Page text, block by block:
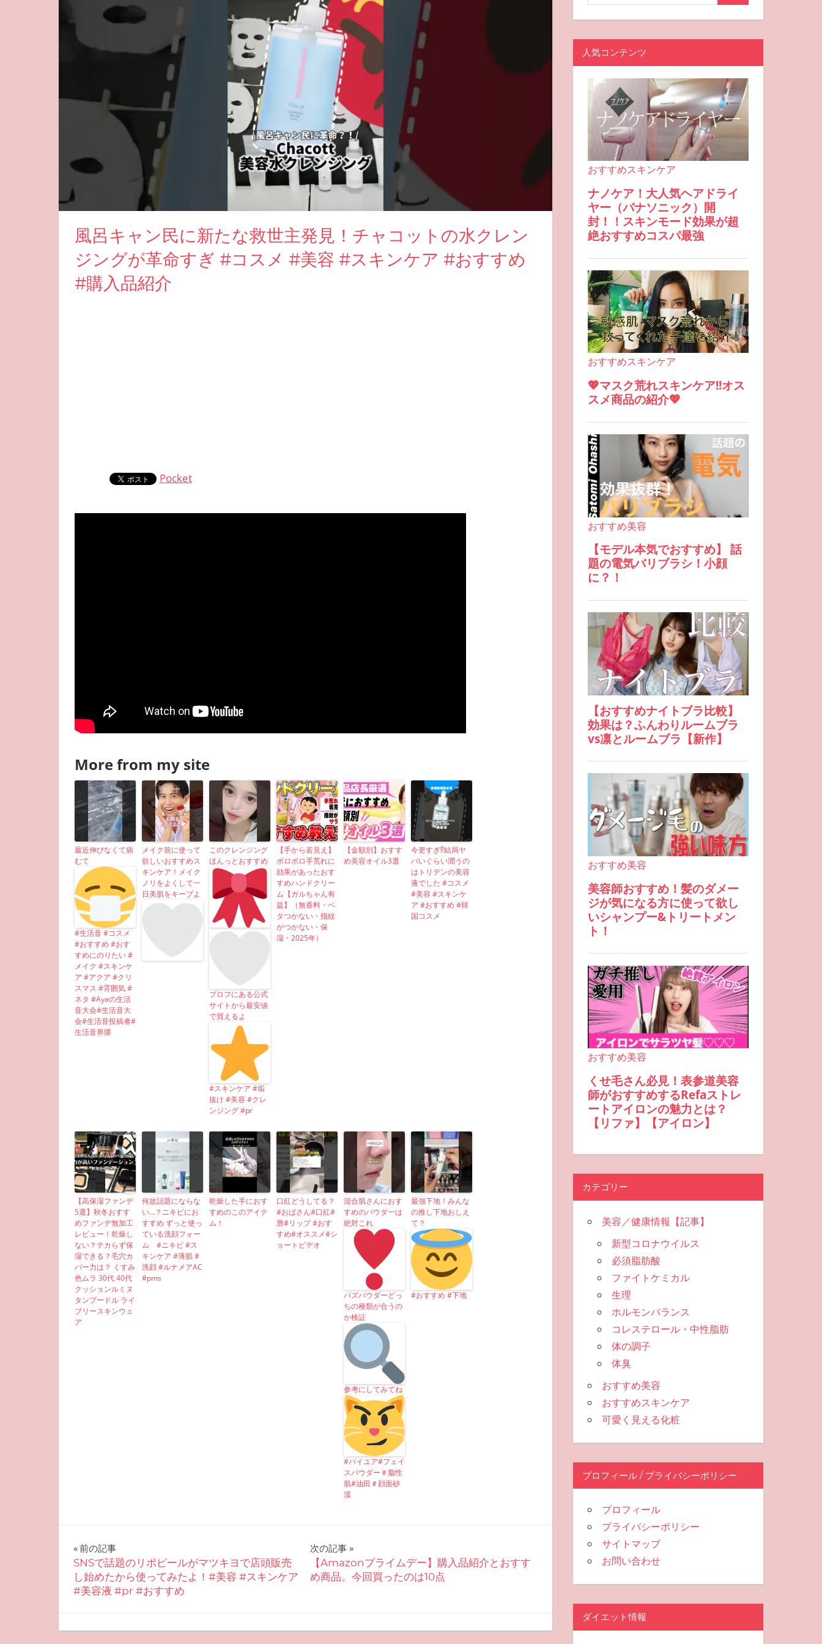
風呂キャン民に新たな救世主発見！チャコットの水クレン
ジングが革命すぎ #コスメ #美容 #スキンケア #おすすめ
#購入品紹介
Pocket
More from my site
最近伸びなくて病
むて
#生活音 #コスメ
#おすすめ #おす
すめにのりたい #
メイク #スキンケ
ア #アクア #クリ
スマス #雰囲気 #
ネタ #Ayaの生活
音大会#生活音大
会#生活音投稿者#
生活音界隈
メイク前に使って
欲しいおすすめス
キンケア！メイク
ノリをよくして一
日美肌をキープよ
このクレンジング
ほんっとおすすめ
プロフにある公式
サイトから最安値
で買えるよ
#スキンケア #垢
抜け #美容 #クレ
ンジング #pr
【手から若見え】
ボロボロ手荒れに
効果があったおす
すめハンドクリー
ム【ガルちゃん有
益】（無香料・ベ
タつかない・指紋
がつかない・保
湿・2025年）
【金額別】おすす
め美容オイル3選
今更すぎ⁉︎結局ヤ
バいぐらい潤うの
はトリデンの美容
液でした #コスメ
#美容 #スキンケ
ア #おすすめ #韓
国コスメ
【高保湿ファンデ
5選】秋冬おすす
めファンデ無加工
レビュー！乾燥し
ない？テカらず保
湿できる？毛穴カ
バー力は？ くすみ
色ムラ 30代 40代
クッションルミヌ
タンプードル ライ
ブリースキンウェ
ア
何故話題にならな
い…？ニキビにお
すすめ ずっと使っ
ている洗顔フォー
ム #ニキビ #ス
キンケア #薄肌 #
洗顔 #ルナメアAC
#pms
乾燥した手におす
すめのこのアイテ
ム！
口紅どうしてる？
#おばさん#口紅#
唇#リップ #おす
すめ#オススメ#シ
ョートビデオ
混合肌さんにおす
すめのパウダ一は
絶対これ
バズパウダーどっ
ちの種類が合うの
か検証
参考にしてみてね
#バイユア#フェイ
スパウダー＃脂性
肌#油田＃顔面砂
漠
最強下地！みんな
の推し下地おしえ
て？
#おすすめ #下地
投
稿
ナ
前の記事
SNSで話題のリポピールがマツキヨで店頭販売
し始めたから使ってみたよ！#美容 #スキンケア
#美容液 #pr #おすすめ
次の記事
【Amazonプライムデー】購入品紹介とおすす
め商品。今回買ったのは10点
2025-07-11
miyu
おすすめスキンケア
人気コンテンツ
カテゴリー
美容／健康情報【記事】
新型コロナウイルス
必須脂肪酸
ファイトケミカル
生理
ホルモンバランス
コレステロール・中性脂肪
体の調子
体臭
おすすめ美容
おすすめスキンケア
可愛く見える化粧
プロフィール / プライバシーポリシー
プロフィール
プライバシーポリシー
サイトマップ
お問い合わせ
ダイエット情報